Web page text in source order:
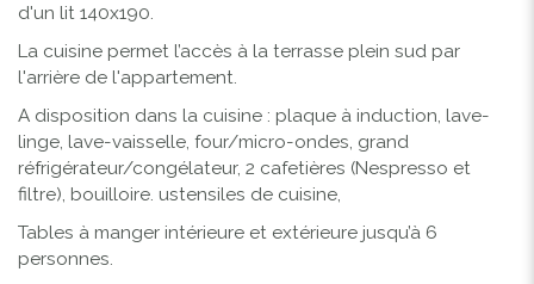
d'un lit 140x190.
La cuisine permet l’accès à la terrasse plein sud par
l'arrière de l'appartement.
A disposition dans la cuisine : plaque à induction, lave-
linge, lave-vaisselle, four/micro-ondes, grand
réfrigérateur/congélateur, 2 cafetières (Nespresso et
filtre), bouilloire. ustensiles de cuisine,
Tables à manger intérieure et extérieure jusqu’à 6
personnes.